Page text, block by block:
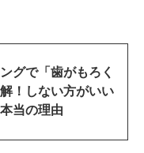
グで「歯がもろく
！しない方がいい
当の理由